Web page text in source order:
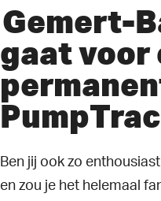
Gemert-
gaat voor
Ben jij ook zo
en zou je het helemaal